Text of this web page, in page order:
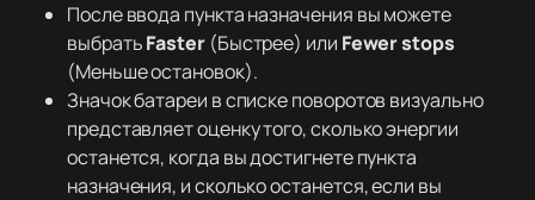
После ввода пункта назначения вы можете
выбратьFaster(Быстрее) или Fewer stops
(Меньше остановок).
Значок батареи в списке поворотов визуально
представляет оценку того, сколько энергии
останется, когда вы достигнете пункта
назначения, и сколько останется, если вы